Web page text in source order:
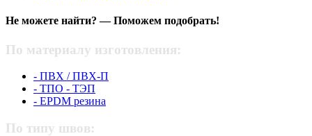
Не можете найти? — Поможем подобрать!
По материалу изготовления:
- ПВХ / ПВХ-П
- ТПО - ТЭП
- EPDM резина
По типу швов: